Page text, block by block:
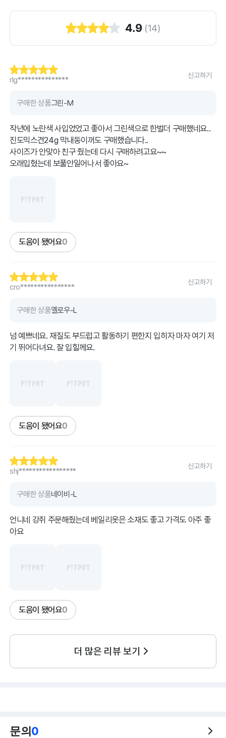
4.9 (14)
rlg***************
신고하기
구매한 상품그린-M
작년에 노란색 사입었었고 좋아서 그린색으로 한벌더 구매했네요..
진도믹스견24g 막내둥이꺼도 구매했습니다..
사이즈가 안맞아 친구 줬는데 다시 구매하려고요~~
오래입혔는데 보풀안일어나서 좋아요~
도움이 됐어요0
cro****************
신고하기
구매한 상품옐로우-L
넘 예쁘네요. 재질도 부드럽고 활동하기 편한지 입히자 마자 여기 저
기 뛰어다녀요. 잘 입힐께요.
도움이 됐어요0
shj*****************
신고하기
구매한 상품네이비-L
언니네 강쥐 주문해줬는데 베일리옷은 소재도 좋고 가격도 아주 좋
아요
도움이 됐어요0
더 많은 리뷰 보기
문의0